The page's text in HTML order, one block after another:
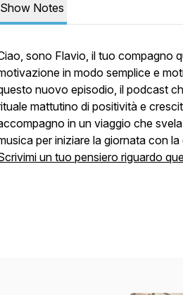
Show Notes
sono Flavio, il tuo compagno
in modo semplice e
nuovo episodio, il podcast
mattutino di positività e
in un viaggio che
per iniziare la giornata con la
un tuo pensiero riguardo